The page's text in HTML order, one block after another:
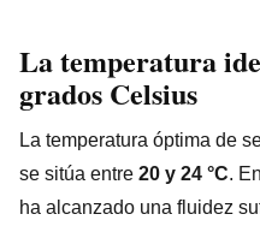
La temperatura
grados Celsius
La temperatura óptima de
se sitúa entre 20 y 24 °C.
ha alcanzado una fluidez